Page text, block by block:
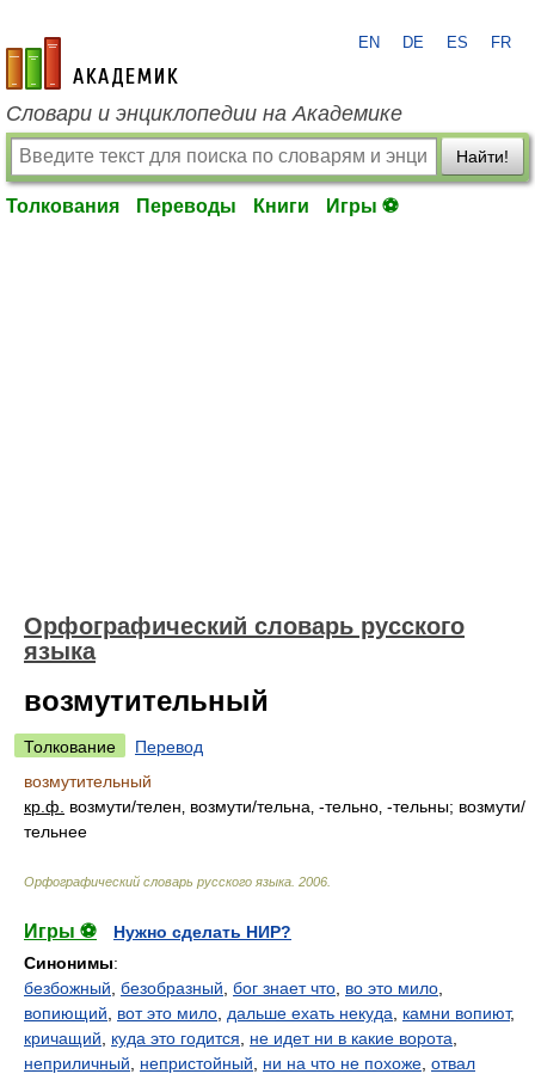
academic.ru
EN DE ES FR
Словари и энциклопедии на Академике
Найти!
Толкования Переводы Книги Игры ⚽
Орфографический словарь русского
языка
возмутительный
Толкование
Перевод
возмутительный
кр.ф.
возмути/телен‚ возмути/тельна‚ -тельно‚ -тельны; возмути/
тельнее
Орфографический словарь русского языка 2006
Игры ⚽
Нужно сделать НИР?
Синонимы:
безбожный безобразный бог знает что во это мило
вопиющий
вот это мило дальше ехать некуда камни вопиют,
кричащий
куда это годится не идет ни в какие ворота
неприличный
непристойный ни на что не похоже отвал